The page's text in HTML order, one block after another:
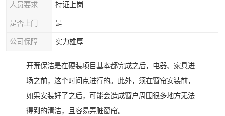
人员要求 持证上岗
是否上门 是
公司保障 实力雄厚
开荒保洁是在硬装项目基本都完成之后，电器、家具进
场之前，这个时间点进行的。此外，须在窗帘安装前，
如果安装好了之后，可能会造成窗户周围很多地方无法
得到的清洁，且容易弄脏窗帘。